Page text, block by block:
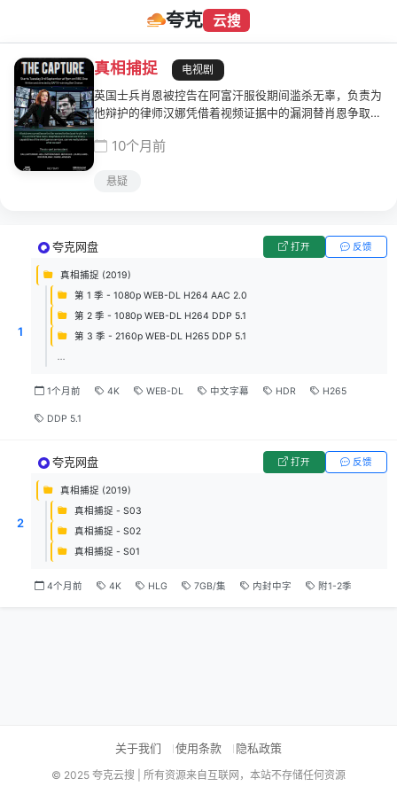
夸克 云搜
真相捕捉
电视剧
英国士兵肖恩被控告在阿富汗服役期间滥杀无辜，负责为
他辩护的律师汉娜凭借着视频证据中的漏洞替肖恩争取到
留下的影像中，是肖恩对汉娜重拳出击随后将她绑架的一
察，接手了肖恩的案子。对于自己在视频中的所作所为，
瑞秋该相信哪一个呢？而眼睛所看到的画面，真的就是一
切的真相吗？
10个月前
悬疑
1
夸克网盘 打开 反馈
真相捕捉 (2019)
第 1 季 - 1080p WEB-DL H264 AAC 2.0
第 2 季 - 1080p WEB-DL H264 DDP 5.1
第 3 季 - 2160p WEB-DL H265 DDP 5.1
...
1个月前 4K WEB-DL 中文字幕 HDR H265
DDP 5.1
2
夸克网盘 打开 反馈
真相捕捉 (2019)
真相捕捉 - S03
真相捕捉 - S02
真相捕捉 - S01
4个月前 4K HLG 7GB/集 内封中字 附1-2季
关于我们 使用条款 隐私政策
© 2025 夸克云搜 | 所有资源来自互联网，本站不存储任何资源